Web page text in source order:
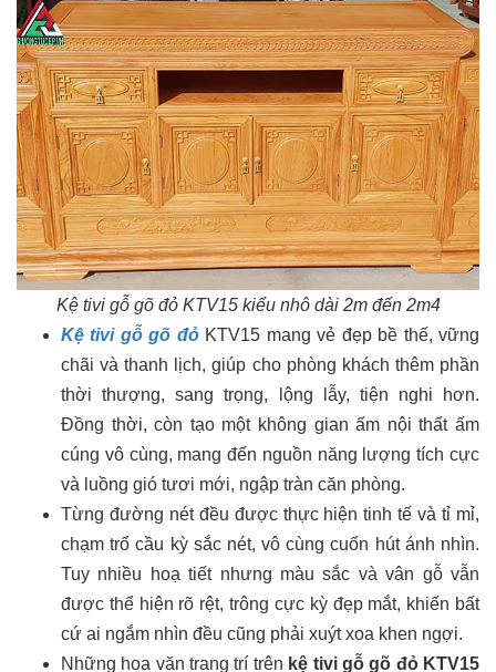
Kệ tivi gỗ gõ đỏ KTV15 kiểu nhô dài 2m đến 2m4
Kệ tivi gỗ gõ đỏKTV15 mang vẻ đẹp bề thế, vững
chãi và thanh lịch, giúp cho phòng khách thêm phần
thời thượng, sang trọng, lộng lẫy, tiện nghi hơn.
Đồng thời, còn tạo một không gian ấm nội thất ấm
cúng vô cùng, mang đến nguồn năng lượng tích cực
và luồng gió tươi mới, ngập tràn căn phòng.
Từng đường nét đều được thực hiện tinh tế và tỉ mỉ,
chạm trổ cầu kỳ sắc nét, vô cùng cuốn hút ánh nhìn.
Tuy nhiều hoạ tiết nhưng màu sắc và vân gỗ vẫn
được thể hiện rõ rệt, trông cực kỳ đẹp mắt, khiến bất
cứ ai ngắm nhìn đều cũng phải xuýt xoa khen ngợi.
Những hoa văn trang trí trên kệ tivi gỗ gõ đỏ KTV15